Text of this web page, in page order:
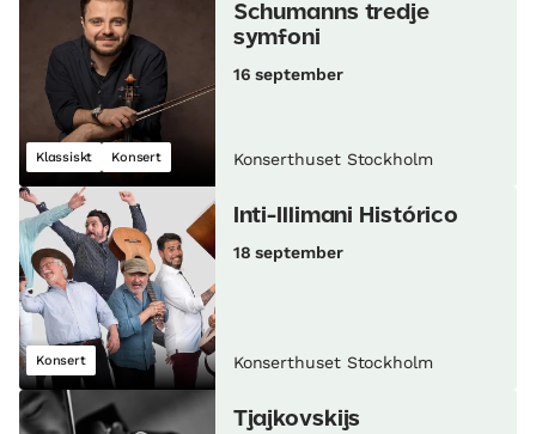
Klassiskt Konsert
Schumanns tredje
symfoni
16 september
Konserthuset Stockholm
Konsert
Inti-Illimani Histórico
18 september
Konserthuset Stockholm
Tjajkovskijs